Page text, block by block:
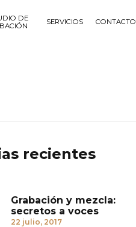
DE
SERVICIOS CONTACTO
recientes
Grabación y mezcla:
secretos a voces
22 julio, 2017